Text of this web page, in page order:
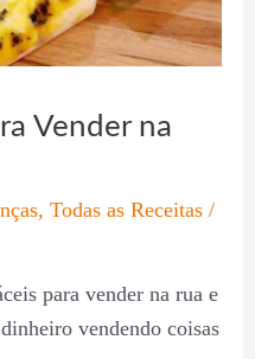
Vender na
, Todas as Receitas/
para vender na rua e
vendendo coisas